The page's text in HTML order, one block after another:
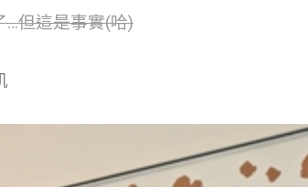
…但這是事實(哈)